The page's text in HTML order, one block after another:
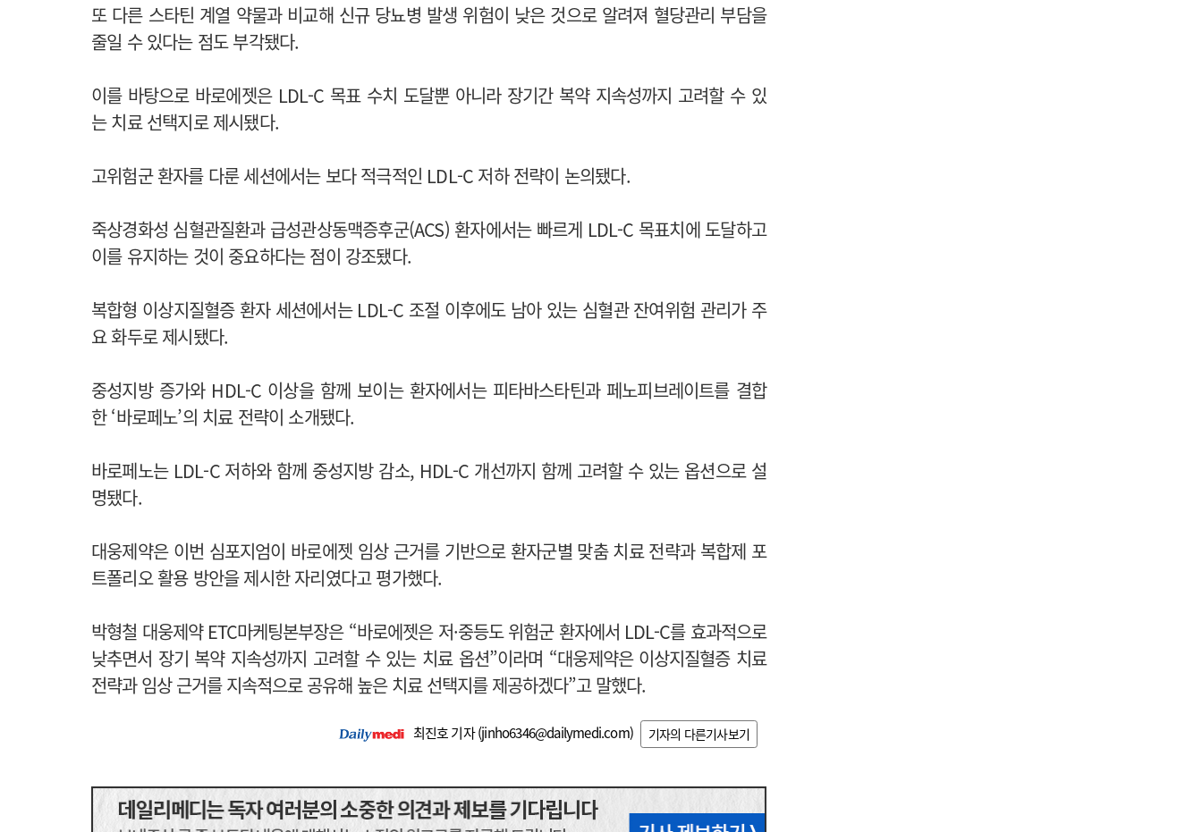
또 다른 스타틴 계열 약물과 비교해 신규 당뇨병 발생 위험이 낮은 것으로 알려져 혈당관리 부담을
줄일 수 있다는 점도 부각됐다.
이를 바탕으로 바로에젯은 LDL-C 목표 수치 도달뿐 아니라 장기간 복약 지속성까지 고려할 수 있
는 치료 선택지로 제시됐다.
고위험군 환자를 다룬 세션에서는 보다 적극적인 LDL-C 저하 전략이 논의됐다.
죽상경화성 심혈관질환과 급성관상동맥증후군(ACS) 환자에서는 빠르게 LDL-C 목표치에 도달하고
이를 유지하는 것이 중요하다는 점이 강조됐다.
복합형 이상지질혈증 환자 세션에서는 LDL-C 조절 이후에도 남아 있는 심혈관 잔여위험 관리가 주
요 화두로 제시됐다.
중성지방 증가와 HDL-C 이상을 함께 보이는 환자에서는 피타바스타틴과 페노피브레이트를 결합
한 ‘바로페노’의 치료 전략이 소개됐다.
바로페노는 LDL-C 저하와 함께 중성지방 감소, HDL-C 개선까지 함께 고려할 수 있는 옵션으로 설
명됐다.
대웅제약은 이번 심포지엄이 바로에젯 임상 근거를 기반으로 환자군별 맞춤 치료 전략과 복합제 포
트폴리오 활용 방안을 제시한 자리였다고 평가했다.
박형철 대웅제약 ETC마케팅본부장은 “바로에젯은 저·중등도 위험군 환자에서 LDL-C를 효과적으로
낮추면서 장기 복약 지속성까지 고려할 수 있는 치료 옵션”이라며 “대웅제약은 이상지질혈증 치료
전략과 임상 근거를 지속적으로 공유해 높은 치료 선택지를 제공하겠다”고 말했다.
최진호 기자 (jinho6346@dailymedi.com) 기자의 다른기사보기